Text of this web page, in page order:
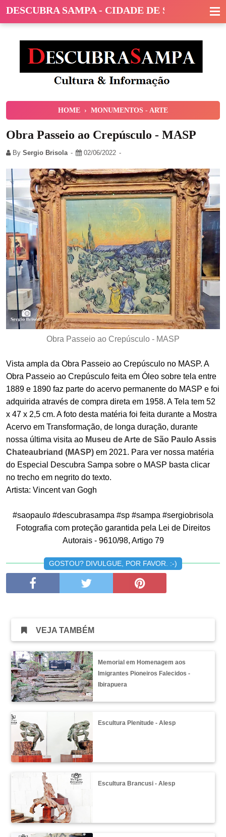
DESCUBRA SAMPA - CIDADE DE SÃO PAULO
HOME › MONUMENTOS - ARTE
Obra Passeio ao Crepúsculo - MASP
By Sergio Brisola 02/06/2022
Obra Passeio ao Crepúsculo - MASP
Vista ampla da Obra Passeio ao Crepúsculo no MASP. A
Obra Passeio ao Crepúsculo feita em Óleo sobre tela entre
1889 e 1890 faz parte do acervo permanente do MASP e foi
adquirida através de compra direta em 1958. A Tela tem 52
x 47 x 2,5 cm. A foto desta matéria foi feita durante a Mostra
Acervo em Transformação, de longa duração, durante
nossa última visita ao Museu de Arte de São Paulo Assis
Chateaubriand (MASP) em 2021. Para ver nossa matéria
do Especial Descubra Sampa sobre o MASP basta clicar
no trecho em negrito do texto.
Artista: Vincent van Gogh
#saopaulo #descubrasampa #sp #sampa #sergiobrisola
Fotografia com proteção garantida pela Lei de Direitos
Autorais - 9610/98, Artigo 79
GOSTOU? DIVULGUE, POR FAVOR. :-)
VEJA TAMBÉM
Memorial em Homenagem aos
Imigrantes Pioneiros Falecidos -
Ibirapuera
Escultura Plenitude - Alesp
Escultura Brancusi - Alesp